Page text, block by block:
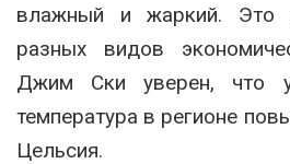
влажный и жаркий. Это
разных видов
Джим Ски уверен, что
температура в регионе
Цельсия.